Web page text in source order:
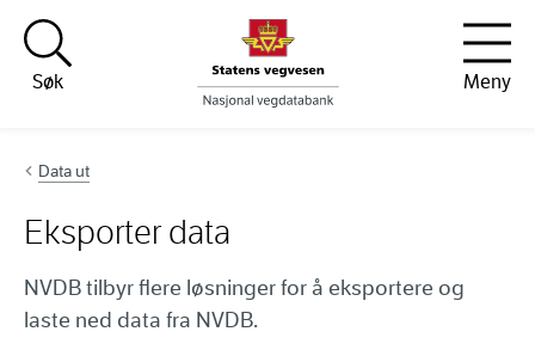
Hopp til innhold
Søk
Meny
Data ut
Eksporter data
NVDB tilbyr flere løsninger for å eksportere og
laste ned data fra NVDB.